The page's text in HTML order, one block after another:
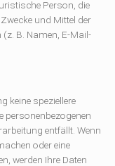
Person, die
und Mittel der
B. Namen, E-Mail-
keine speziellere
personenbezogenen
entfällt. Wenn
oder eine
werden Ihre Daten